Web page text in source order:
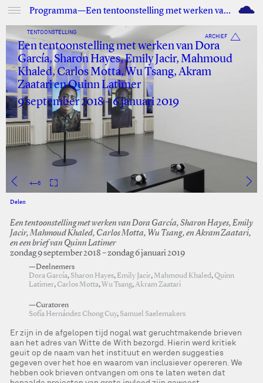
Programma—Een tentoonstelling met werken van Dora García, Sharon Hayes, Emily Jacir, Mahmoud Khaled, Carlos Motta, Wu Tsang, Akram Zaatari en Quinn Latimer M
TENTOONSTELLING
ARCHIEF
Een tentoonstelling met werken van Dora
García, Sharon Hayes, Emily Jacir, Mahmoud
Khaled, Carlos Motta, Wu Tsang, Akram
Zaatari en Quinn Latimer
9 september 2018 – 6 januari 2019
4—6
Delen
Een tentoonstelling met werken van Dora García, Sharon Hayes, Emily
Jacir, Mahmoud Khaled, Carlos Motta, Wu Tsang, en Akram Zaatari,
en een brief van Quinn Latimer
zondag 9 september 2018 – zondag 6 januari 2019
—Deelnemers
Dora García,Sharon Hayes, Emily Jacir, Mahmoud Khaled,Quinn
Latimer,Carlos Motta, Wu Tsang,Akram Zaatari
—Curatoren
Sofía Hernández Chong Cuy,Samuel Saelemakers
Er zijn in de afgelopen tijd nogal wat geruchtmakende brieven
aan het adres van Witte de With bezorgd. Hierin werd kritiek
geuit op de naam van het instituut en werden suggesties
gegeven over het hoe en waarom van inclusiever opereren. We
hebben ook brieven ontvangen om ons te laten weten dat